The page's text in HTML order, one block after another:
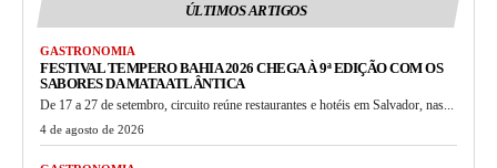
ÚLTIMOS ARTIGOS
GASTRONOMIA
FESTIVAL TEMPERO BAHIA 2026 CHEGA À 9ª EDIÇÃO COM OS
SABORES DA MATA ATLÂNTICA
De 17 a 27 de setembro, circuito reúne restaurantes e hotéis em Salvador, nas...
4 de agosto de 2026